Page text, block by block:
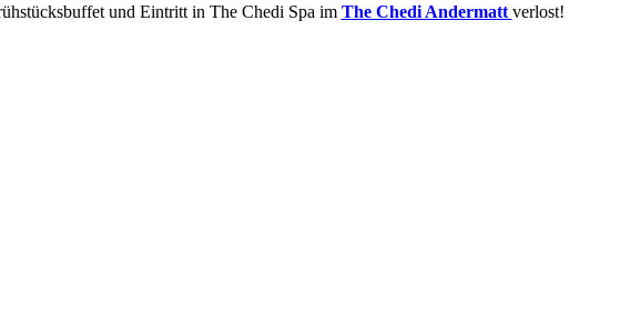
und Eintritt in The Chedi Spa im The Chedi Andermatt verlost!